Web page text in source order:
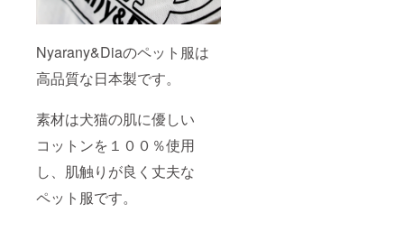
Nyarany&Diaのペット服は
高品質な日本製です。
素材は犬猫の肌に優しい
コットンを１００％使用
し、肌触りが良く丈夫な
ペット服です。